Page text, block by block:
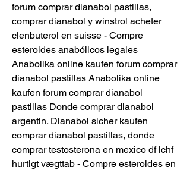
forum comprar dianabol pastillas,
comprar dianabol y winstrol acheter
clenbuterol en suisse - Compre
esteroides anabólicos legales
Anabolika online kaufen forum comprar
dianabol pastillas Anabolika online
kaufen forum comprar dianabol
pastillas Donde comprar dianabol
argentin. Dianabol sicher kaufen
comprar dianabol pastillas, donde
comprar testosterona en mexico df lchf
hurtigt vægttab - Compre esteroides en